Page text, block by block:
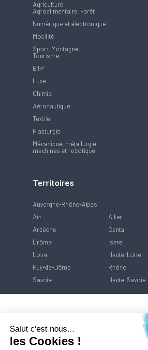
Agriculture,
Agroalimentaire, Forêt
Numérique et électronique
Mobilité
Sport, Montagne,
Tourisme
BTP
Luxe
Chimie
Aéronautique
Textile
Plasturgie
Mécanique, métallurgie,
machines et robotique
Territoires
Auvergne-Rhône-Alpes
Ain
Allier
Ardèche
Cantal
Drôme
Isère
Loire
Haute-Loire
Puy-de-Dôme
Rhône
Savoie
Haute-Savoie
Salut c'est nous...
les Cookies !